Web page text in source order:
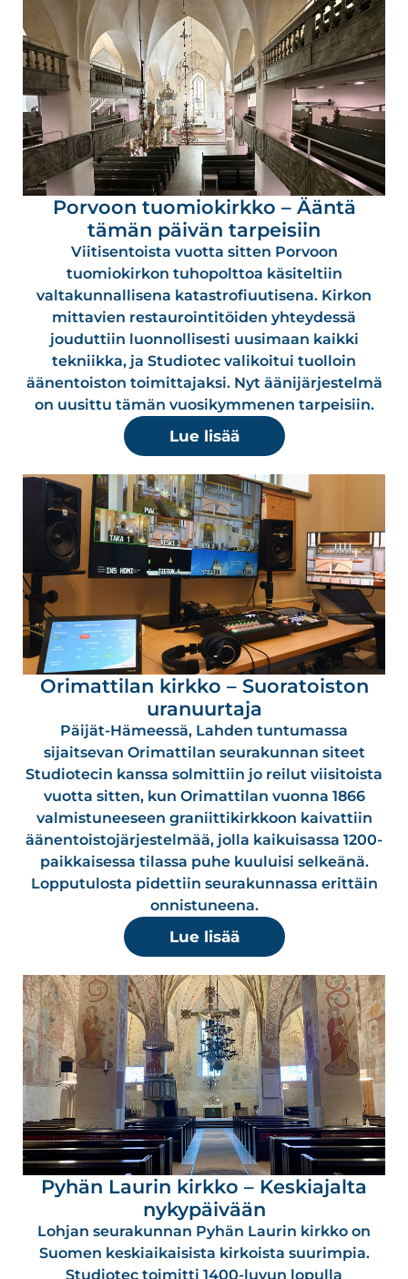
Porvoon tuomiokirkko – Ääntä
tämän päivän tarpeisiin
Viitisentoista vuotta sitten Porvoon
tuomiokirkon tuhopolttoa käsiteltiin
valtakunnallisena katastrofiuutisena. Kirkon
mittavien restaurointitöiden yhteydessä
jouduttiin luonnollisesti uusimaan kaikki
tekniikka, ja Studiotec valikoitui tuolloin
äänentoiston toimittajaksi. Nyt äänijärjestelmä
on uusittu tämän vuosikymmenen tarpeisiin.
Lue lisää
Orimattilan kirkko – Suoratoiston
uranuurtaja
Päijät-Hämeessä, Lahden tuntumassa
sijaitsevan Orimattilan seurakunnan siteet
Studiotecin kanssa solmittiin jo reilut viisitoista
vuotta sitten, kun Orimattilan vuonna 1866
valmistuneeseen graniittikirkkoon kaivattiin
äänentoistojärjestelmää, jolla kaikuisassa 1200-
paikkaisessa tilassa puhe kuuluisi selkeänä.
Lopputulosta pidettiin seurakunnassa erittäin
onnistuneena.
Lue lisää
Pyhän Laurin kirkko – Keskiajalta
nykypäivään
Lohjan seurakunnan Pyhän Laurin kirkko on
Suomen keskiaikaisista kirkoista suurimpia.
Studiotec toimitti 1400-luvun lopulla